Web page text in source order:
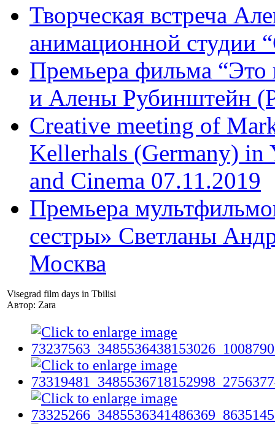
Творческая встреча
анимационной студии
Премьера фильма “Это
и Алены Рубинштейн
Creative meeting of
Kellerhals (Germany) in
and Cinema 07.11.2019
Премьера
сестры» Светланы
Москва
Visegrad film days in Tbilisi
Автор: Zara